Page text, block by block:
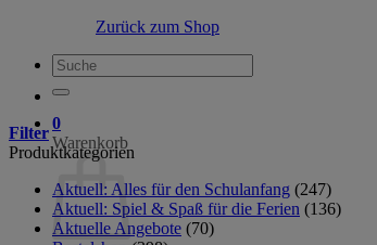
Zurück zum Shop
Suche
nach:
0
Warenkorb
Filter
Produktkategorien
Aktuell: Alles für den Schulanfang (247)
Aktuell: Spiel & Spaß für die Ferien (136)
Aktuelle Angebote (70)